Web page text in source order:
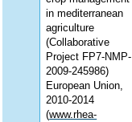
in mediterranean
agriculture
(Collaborative
Project FP7-NMP-
2009-245986)
European Union,
2010-2014
(www.rhea-